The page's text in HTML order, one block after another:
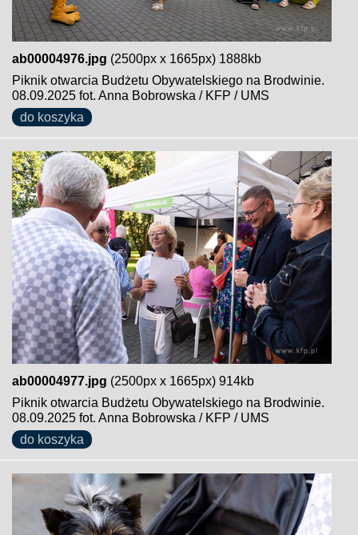
ab00004976.jpg (2500px x 1665px) 1888kb
Piknik otwarcia Budżetu Obywatelskiego na Brodwinie.
08.09.2025 fot. Anna Bobrowska / KFP / UMS
do koszyka
ab00004977.jpg (2500px x 1665px) 914kb
Piknik otwarcia Budżetu Obywatelskiego na Brodwinie.
08.09.2025 fot. Anna Bobrowska / KFP / UMS
do koszyka